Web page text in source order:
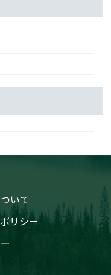
S., Otsuka S., Chen Y.-W.,
, Tomita H., Satoh M., Kalnay
(2021)
いて
リシー